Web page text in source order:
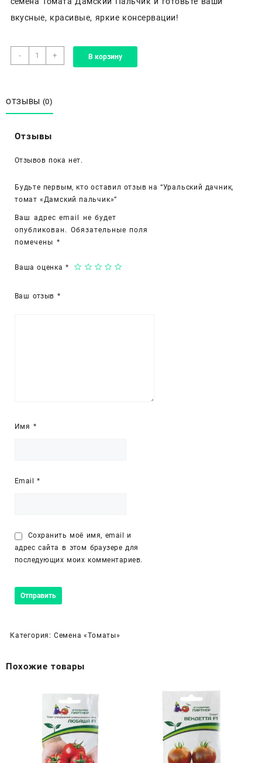
вкусные, красивые, яркие консервации!
-
Количество
товара
томат
«Дамский
+ В корзину
ОТЗЫВЫ (0)
Отзывы
Отзывов пока нет.
Будьте первым, кто оставил отзыв на “Уральский дачник,
томат «Дамский пальчик»”
Ваш адрес email не будет
опубликован. Обязательные поля
помечены *
Ваша оценка *
Ваш отзыв *
Имя *
Email*
Сохранить моё имя, email и
адрес сайта в этом браузере для
последующих моих комментариев.
Категория: Семена «Томаты»
Похожие товары